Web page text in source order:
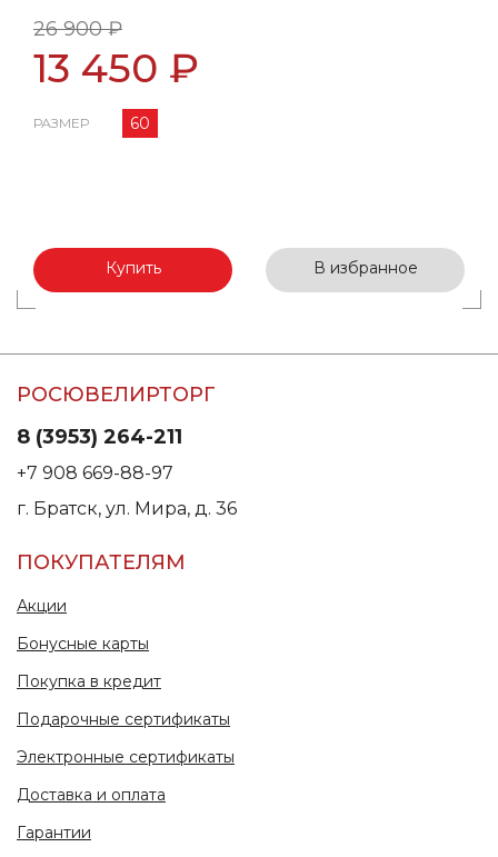
26 900 ₽
13 450 ₽
РАЗМЕР 60
Купить В избранное
РОСЮВЕЛИРТОРГ
8 (3953) 264-211
+7 908 669-88-97
г. Братск, ул. Мира, д. 36
ПОКУПАТЕЛЯМ
Акции
Бонусные карты
Покупка в кредит
Подарочные сертификаты
Электронные сертификаты
Доставка и оплата
Гарантии